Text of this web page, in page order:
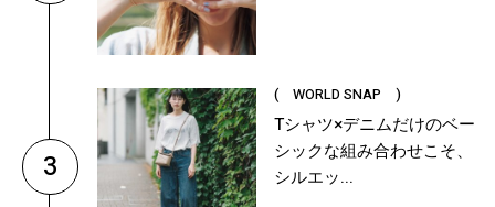
3
( WORLD SNAP )
Tシャツ×デニムだけのベー
シックな組み合わせこそ、
シルエッ...